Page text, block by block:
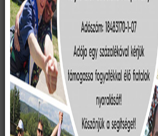
faluban, a római katolikus plébánia
István budapesti lelkipásztor és gyermekorvos
kezdeményezésére indult meg ez a karitatív
székesfehérvári fiatalok és felnőttek
segítőként vettünk részt a házkörüli
szállítottuk a városból a szükséges élelmiszert
nyaralóknak. Majd a példán felbátorodva,
nyaraló csoportot indítottunk.
A sörédi szolgálatot kezdettől fogva dr.
szervezte. Áldozatos munkájában számos
hosszabb-rövidebb ideig részt vállaltak a